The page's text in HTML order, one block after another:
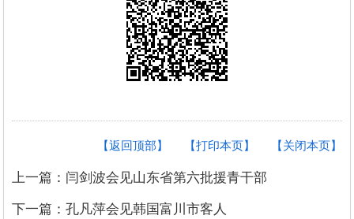
【关闭本页】
【打印本页】
【返回顶部】
上一篇：闫剑波会见山东省第六批援青干部
下一篇：孔凡萍会见韩国富川市客人